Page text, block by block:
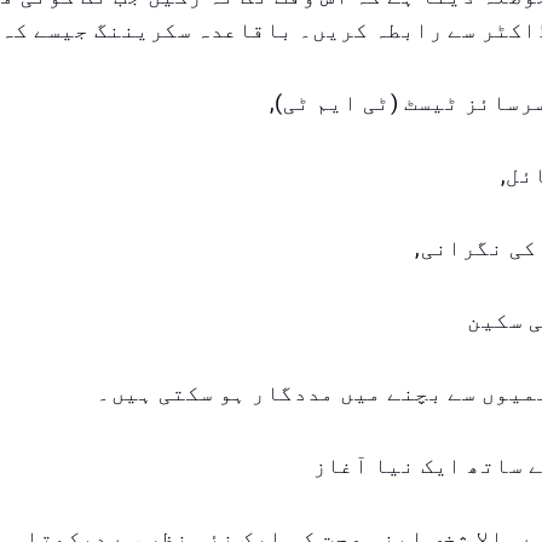
سے رابطہ کریں۔ باقاعدہ سکریننگ جیسے
ٹیسٹ (ٹی ایم ٹی),
نگرانی,
سکین
سے بچنے میں مددگار ہو سکتی ہیں۔
ساتھ ایک نیا آغاز